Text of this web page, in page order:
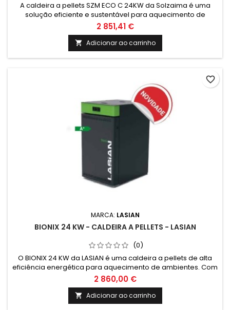
A caldeira a pellets SZM ECO C 24KW da Solzaima é uma
solução eficiente e sustentável para aquecimento de
espaços, garantindo conforto térmico e redução de custos
energéticos. Com tecnologia de ponta e design compacto,
é ideal para quem procura uma alternativa ecológica e
económica.
2 851,41 €
 Adicionar ao carrinho
MARCA: LASIAN
BIONIX 24 KW - CALDEIRA A PELLETS - LASIAN
(0)
O BIONIX 24 KW da LASIAN é uma caldeira a pellets de alta
eficiência energética para aquecimento de ambientes. Com
tecnologia avançada, baixo consumo de energia e emissão
reduzida de carbono, é a escolha ideal para quem busca
conforto térmico e sustentabilidade em sua residência ou
estabelecimento comercial.
2 860,00 €
 Adicionar ao carrinho
favorite_border